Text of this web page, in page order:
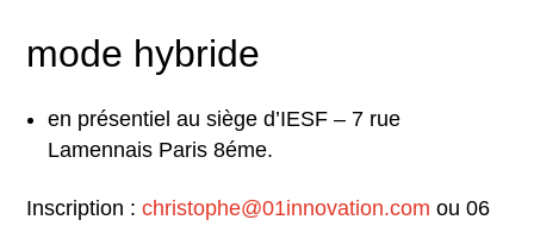
mode hybride
en présentiel au siège d’IESF – 7 rue
Lamennais Paris 8éme.
Inscription :christophe@01innovation.com ou 06